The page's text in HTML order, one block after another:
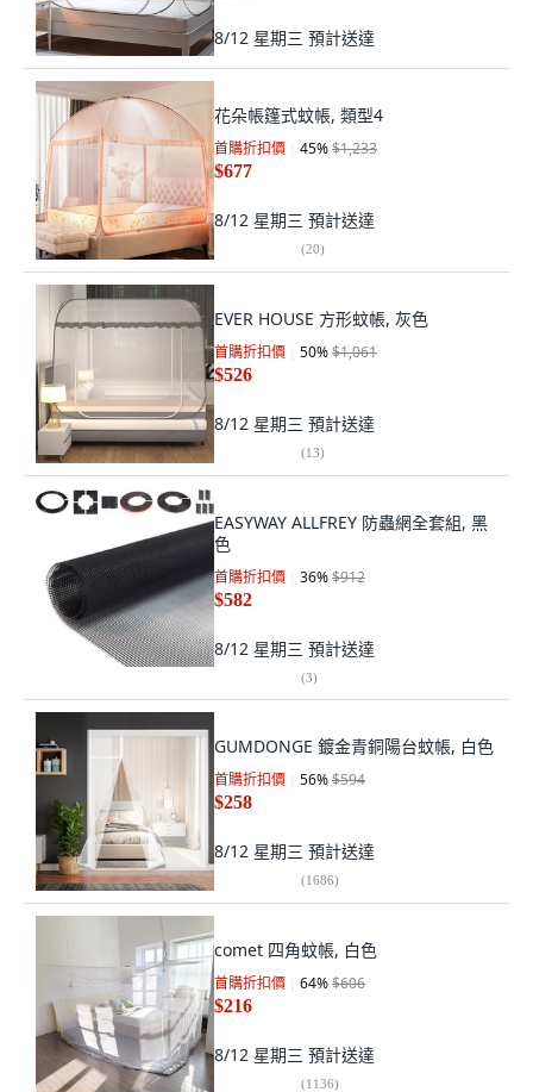
8/12 星期三 預計送達
花朵帳篷式蚊帳, 類型4
首購折扣價 45%$1,233
$677
8/12 星期三 預計送達
(20)
EVER HOUSE 方形蚊帳, 灰色
首購折扣價 50%$1,061
$526
8/12 星期三 預計送達
(13)
EASYWAY ALLFREY 防蟲網全套組, 黑
色
首購折扣價 36%$912
$582
8/12 星期三 預計送達
(3)
GUMDONGE 鍍金青銅陽台蚊帳, 白色
首購折扣價 56%$594
$258
8/12 星期三 預計送達
(1686)
comet 四角蚊帳, 白色
首購折扣價 64%$606
$216
8/12 星期三 預計送達
(1136)